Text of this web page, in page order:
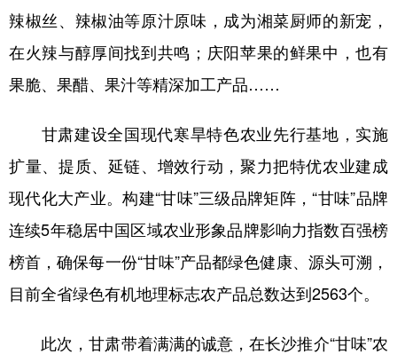
辣椒丝、辣椒油等原汁原味，成为湘菜厨师的新宠，
在火辣与醇厚间找到共鸣；庆阳苹果的鲜果中，也有
果脆、果醋、果汁等精深加工产品……
甘肃建设全国现代寒旱特色农业先行基地，实施
扩量、提质、延链、增效行动，聚力把特优农业建成
现代化大产业。构建“甘味”三级品牌矩阵，“甘味”品牌
连续5年稳居中国区域农业形象品牌影响力指数百强榜
榜首，确保每一份“甘味”产品都绿色健康、源头可溯，
目前全省绿色有机地理标志农产品总数达到2563个。
此次，甘肃带着满满的诚意，在长沙推介“甘味”农